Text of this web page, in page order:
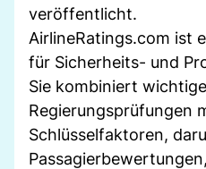
veröffentlicht.
AirlineRatings.com ist
für Sicherheits- und
Sie kombiniert
Regierungsprüfungen
Schlüsselfaktoren,